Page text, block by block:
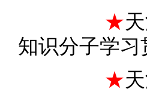
★
知识分子学
★